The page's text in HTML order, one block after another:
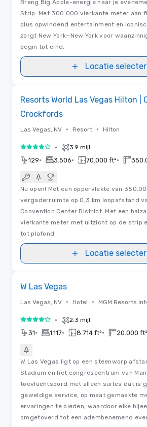
Breng Big Apple-energie naar je
Strip. Met 300.000 vierkante meter aan
plus opwindend entertainment en
zorgt New York—New York voor
begin tot eind.
Locatie
Resorts World Las Vegas Hilton |
Crockfords
Las Vegas, NV • Resort • Hilton
4 van 5 • 3.9 mijl
129• 3.506• 70.000 ft²•
Nu open! Met een oppervlakte van
vergaderruimte op 0,3 km loopafstand
Convention Center District. Met een
vierkante meter met uitzicht op de strip
tot plafond
Locatie
W Las Vegas
Las Vegas, NV • Hotel • MGM Resorts
4 van 5 • 2.3 mijl
31• 1.117• 8.714 ft²• 20.000 ft²
W Las Vegas ligt op een steenworp
Stadium en het congrescentrum van
toevluchtsoord met alleen suites dat is
geweldige service, op maat gemaakte
ervaringen te bieden, waardoor elke
omgetoverd tot een adembenemend